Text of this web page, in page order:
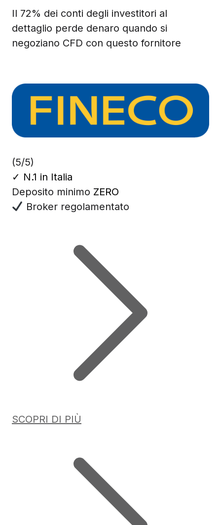
Il 72% dei conti degli investitori al
dettaglio perde denaro quando si
negoziano CFD con questo fornitore
(5/5)
✓ N.1 in Italia
Deposito minimo ZERO
Broker regolamentato
SCOPRI DI PIÙ